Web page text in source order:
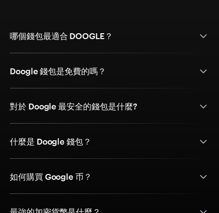
哪個錢包最適合 DOOGLE？
Doogle 錢包是免費的嗎？
對於 Doogle 最安全的錢包是什麼?
什麼是 Doogle 錢包？
如何購買 Google 币？